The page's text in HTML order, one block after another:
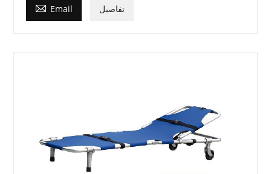
 Email تفاصيل